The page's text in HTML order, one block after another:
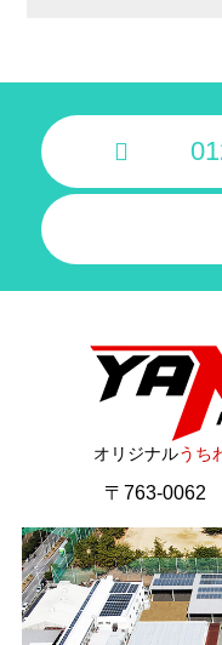
オリジナルうち
〒763-0062